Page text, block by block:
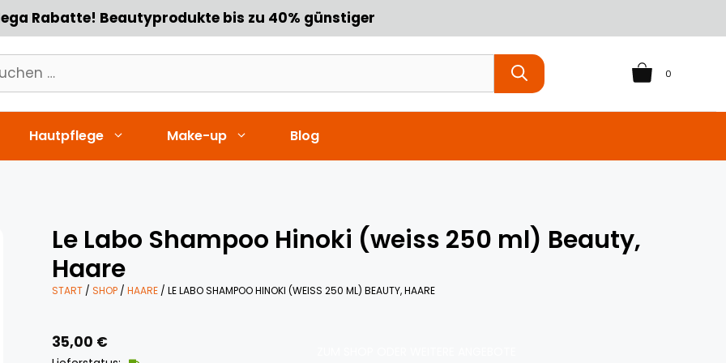
Rabatte! Beautyprodukte bis zu 40% günstiger
0
Hautpflege Make-up Blog
Le Labo Shampoo Hinoki (weiss 250 ml) Beauty,
Haare
START / SHOP / HAARE / LE LABO SHAMPOO HINOKI (WEISS 250 ML) BEAUTY, HAARE
35,00 €